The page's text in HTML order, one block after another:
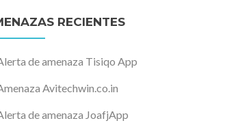
RECIENTES
de amenaza Tisiqo App
Avitechwin.co.in
de amenaza JoafjApp